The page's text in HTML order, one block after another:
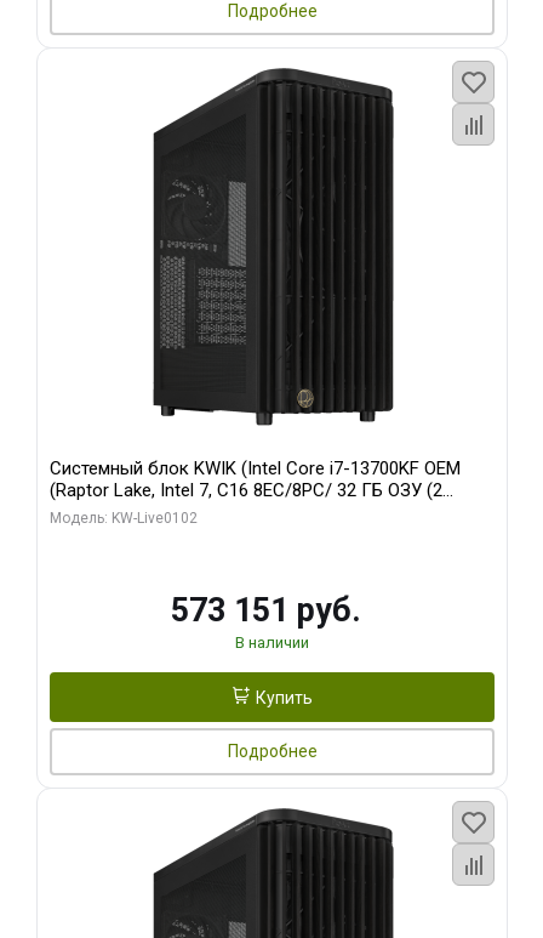
Подробнее
Системный блок KWIK (Intel Core i7-13700KF OEM
(Raptor Lake, Intel 7, C16 8EC/8PC/ 32 ГБ ОЗУ (2
модуля)/ Afox RTX4090 24GB GDDR6X 384-Bit 3xDP
Модель: KW-Live0102
573 151 руб.
В наличии
Купить
Подробнее